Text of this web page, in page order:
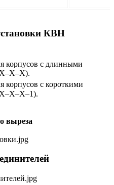
КВН
корпусов с длинными
корпусов с короткими
выреза